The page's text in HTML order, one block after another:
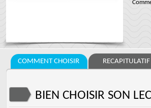
COMMENT CHOISIR RECAPITULATIF
BIEN CHOISIR SON